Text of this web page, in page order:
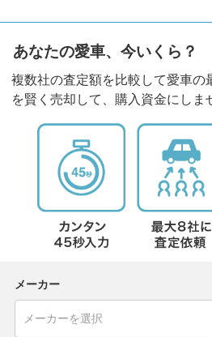
あなたの愛車、今いくら？
複数社の査定額を比較して愛車の
を賢く売却して、購入資金にしま
メーカー